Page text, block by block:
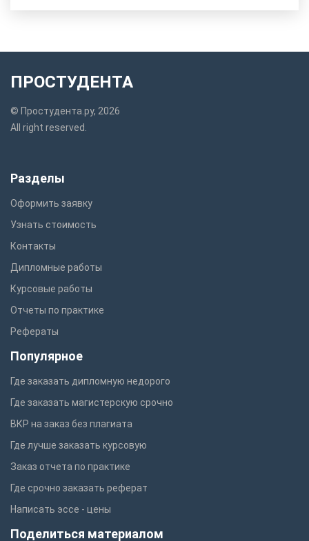
ПРОСТУДЕНТА
© Простудента.ру, 2026
All right reserved.
Разделы
Оформить заявку
Узнать стоимость
Контакты
Дипломные работы
Курсовые работы
Отчеты по практике
Рефераты
Популярное
Где заказать дипломную недорого
Где заказать магистерскую срочно
ВКР на заказ без плагиата
Где лучше заказать курсовую
Заказ отчета по практике
Где срочно заказать реферат
Написать эссе - цены
Поделиться материалом